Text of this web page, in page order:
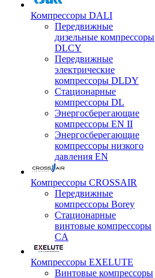
Компрессоры DALI
Передвижные
дизельные компрессоры
DLCY
Передвижные
электрические
компрессоры DLDY
Стационарные
компрессоры DL
Энергосберегающие
компрессоры EN II
Энергосберегающие
компрессоры низкого
давления EN
Компрессоры CROSSAIR
Передвижные
компрессоры Borey
Стационарные
винтовые компрессоры
CA
Компрессоры EXELUTE
Винтовые компрессоры